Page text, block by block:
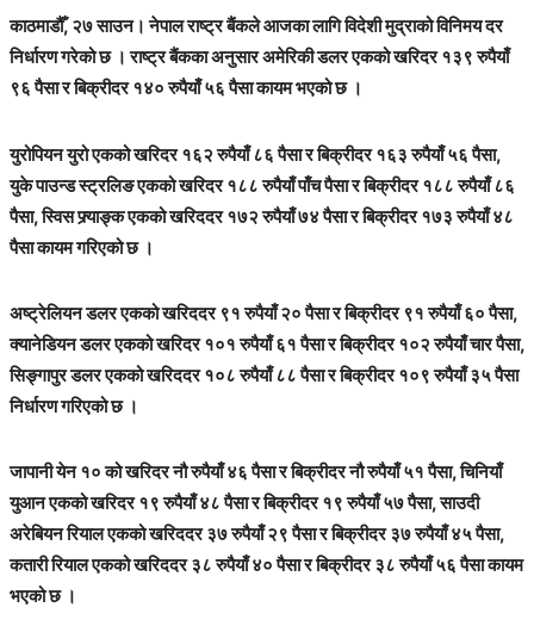
काठमाडौँ, २७ साउन। नेपाल राष्ट्र बैंकले आजका लागि विदेशी मुद्राको विनिमय दर
निर्धारण गरेको छ । राष्ट्र बैंकका अनुसार अमेरिकी डलर एकको खरिदर १३९ रुपैयाँ
९६ पैसा र बिक्रीदर १४० रुपैयाँ ५६ पैसा कायम भएको छ ।
युरोपियन युरो एकको खरिदर १६२ रुपैयाँ ८६ पैसा र बिक्रीदर १६३ रुपैयाँ ५६ पैसा,
युके पाउन्ड स्ट्रलिङ एकको खरिदर १८८ रुपैयाँ पाँच पैसा र बिक्रीदर १८८ रुपैयाँ ८६
पैसा, स्विस फ्र्याङ्क एकको खरिददर १७२ रुपैयाँ ७४ पैसा र बिक्रीदर १७३ रुपैयाँ ४८
पैसा कायम गरिएको छ ।
अष्ट्रेलियन डलर एकको खरिददर ९१ रुपैयाँ २० पैसा र बिक्रीदर ९१ रुपैयाँ ६० पैसा,
क्यानेडियन डलर एकको खरिदर १०१ रुपैयाँ ६१ पैसा र बिक्रीदर १०२ रुपैयाँ चार पैसा,
सिङ्गापुर डलर एकको खरिददर १०८ रुपैयाँ ८८ पैसा र बिक्रीदर १०९ रुपैयाँ ३५ पैसा
निर्धारण गरिएको छ ।
जापानी येन १० को खरिदर नौ रुपैयाँ ४६ पैसा र बिक्रीदर नौ रुपैयाँ ५१ पैसा, चिनियाँ
युआन एकको खरिदर १९ रुपैयाँ ४८ पैसा र बिक्रीदर १९ रुपैयाँ ५७ पैसा, साउदी
अरेबियन रियाल एकको खरिददर ३७ रुपैयाँ २९ पैसा र बिक्रीदर ३७ रुपैयाँ ४५ पैसा,
कतारी रियाल एकको खरिददर ३८ रुपैयाँ ४० पैसा र बिक्रीदर ३८ रुपैयाँ ५६ पैसा कायम
भएको छ ।